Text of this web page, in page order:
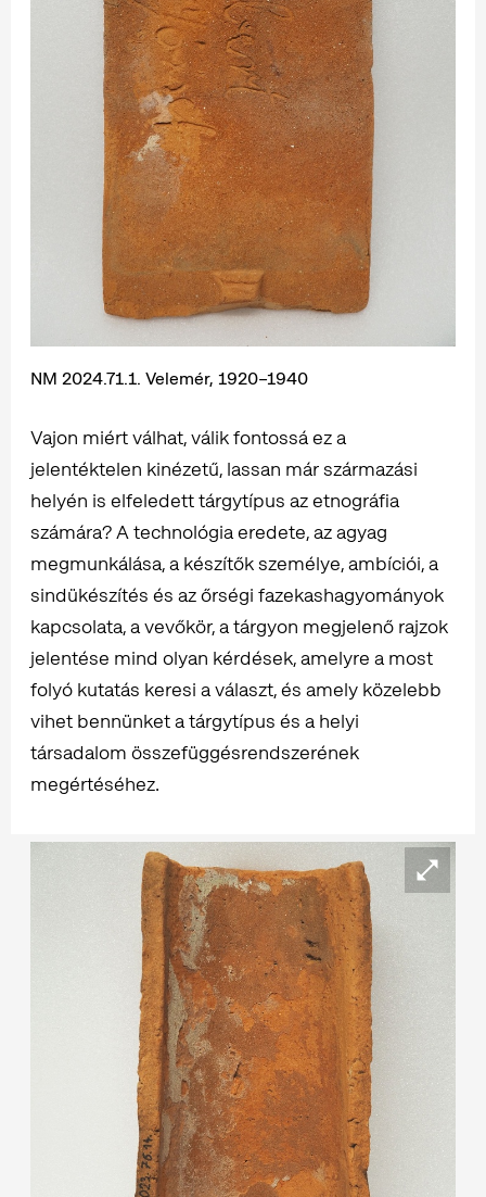
NM 2024.71.1. Velemér, 1920–1940
Vajon miért válhat, válik fontossá ez a
jelentéktelen kinézetű, lassan már származási
helyén is elfeledett tárgytípus az etnográfia
számára? A technológia eredete, az agyag
megmunkálása, a készítők személye, ambíciói, a
sindükészítés és az őrségi fazekashagyományok
kapcsolata, a vevőkör, a tárgyon megjelenő rajzok
jelentése mind olyan kérdések, amelyre a most
folyó kutatás keresi a választ, és amely közelebb
vihet bennünket a tárgytípus és a helyi
társadalom összefüggésrendszerének
megértéséhez.